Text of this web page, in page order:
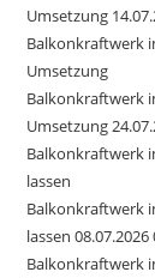
Umsetzung
Balkonkraftwerk
Umsetzung
Balkonkraftwerk
Umsetzung
Balkonkraftwerk
lassen
Balkonkraftwerk
lassen 08.07.2026
Balkonkraftwerk